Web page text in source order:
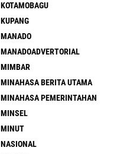
KOTAMOBAGU
KUPANG
MANADO
MANADOADVERTORIAL
MIMBAR
MINAHASA BERITA UTAMA
MINAHASA PEMERINTAHAN
MINSEL
MINUT
NASIONAL